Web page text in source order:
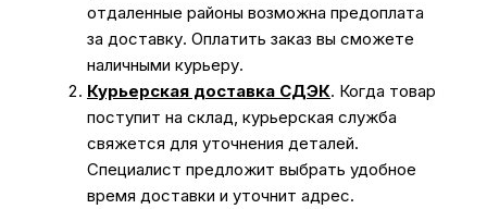
отдаленные районы возможна предоплата
за доставку. Оплатить заказ вы сможете
наличными курьеру.
Курьерская доставка СДЭК. Когда товар
поступит на склад, курьерская служба
свяжется для уточнения деталей.
Специалист предложит выбрать удобное
время доставки и уточнит адрес.